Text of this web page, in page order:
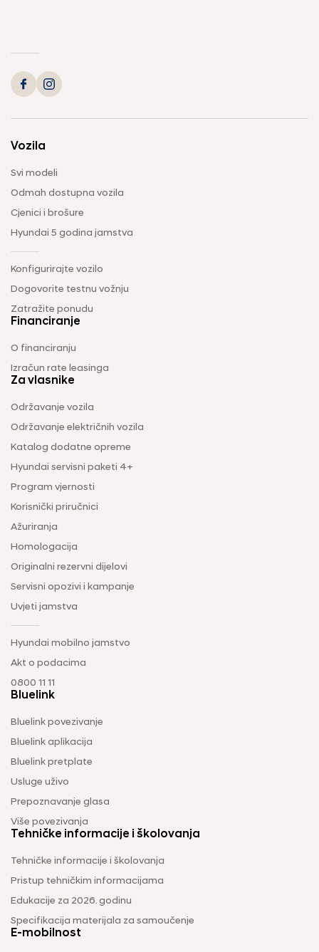
Vozila
Svi modeli
Odmah dostupna vozila
Cjenici i brošure
Hyundai 5 godina jamstva
Konfigurirajte vozilo
Dogovorite testnu vožnju
Zatražite ponudu
Financiranje
O financiranju
Izračun rate leasinga
Za vlasnike
Održavanje vozila
Održavanje električnih vozila
Katalog dodatne opreme
Hyundai servisni paketi 4+
Program vjernosti
Korisnički priručnici
Ažuriranja
Homologacija
Originalni rezervni dijelovi
Servisni opozivi i kampanje
Uvjeti jamstva
Hyundai mobilno jamstvo
Akt o podacima
0800 11 11
Bluelink
Bluelink povezivanje
Bluelink aplikacija
Bluelink pretplate
Usluge uživo
Prepoznavanje glasa
Više povezivanja
Tehničke informacije i školovanja
Tehničke informacije i školovanja
Pristup tehničkim informacijama
Edukacije za 2026. godinu
Specifikacija materijala za samoučenje
E-mobilnost